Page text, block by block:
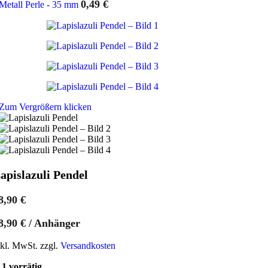
Perle - 35 mm 0,49 €
Vergrößern klicken
Pendel
€
€ / Anhänger
MwSt. zzgl. Versandkosten